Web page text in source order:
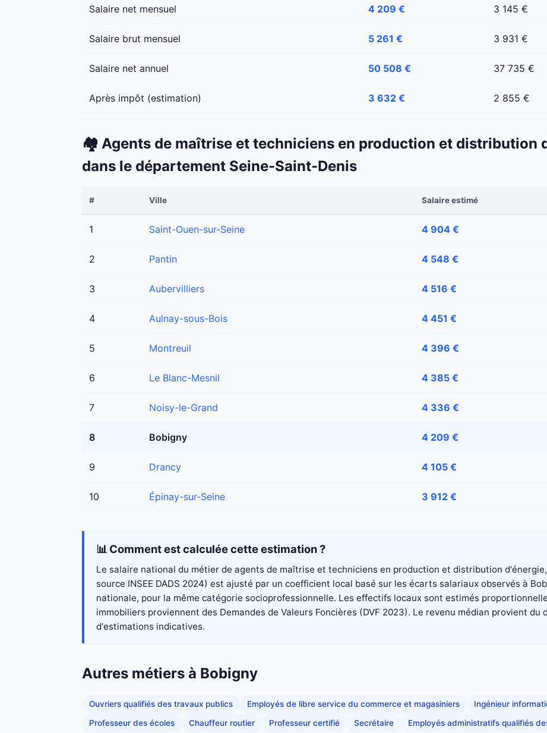
Salaire net mensuel 4 209 € 3 145 €
Salaire brut mensuel 5 261 € 3 931 €
Salaire net annuel 50 508 € 37 735 €
Après impôt (estimation) 3 632 € 2 855 €
🏘️ Agents de maîtrise et techniciens en production et distribution
dans le département Seine-Saint-Denis
# Ville Salaire estimé
1 Saint-Ouen-sur-Seine 4 904 €
2 Pantin 4 548 €
3 Aubervilliers 4 516 €
4 Aulnay-sous-Bois 4 451 €
5 Montreuil 4 396 €
6 Le Blanc-Mesnil 4 385 €
7 Noisy-le-Grand 4 336 €
8 Bobigny 4 209 €
9 Drancy 4 105 €
10 Épinay-sur-Seine 3 912 €
📊 Comment est calculée cette estimation ?
Le salaire national du métier de agents de maîtrise et techniciens en production et distribution
source INSEE DADS 2024) est ajusté par un coefficient local basé sur les écarts salariaux observés à
nationale, pour la même catégorie socioprofessionnelle. Les effectifs locaux sont estimés
immobiliers proviennent des Demandes de Valeurs Foncières (DVF 2023). Le revenu médian provient du
d'estimations indicatives.
Autres métiers à Bobigny
Ouvriers qualifiés des travaux publics Employés de libre service du commerce et magasiniers Ingénieur
Professeur des écoles Chauffeur routier Professeur certifié Secrétaire Employés administratifs qualifiés